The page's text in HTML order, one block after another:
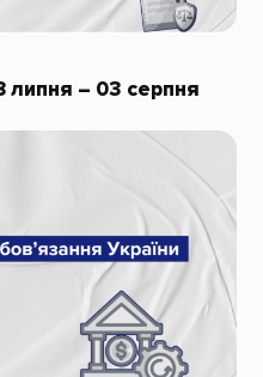
липня – 03 серпня